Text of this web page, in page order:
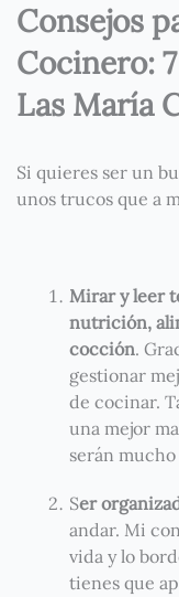
Consejos
Cocinero:
Las María
Si quieres ser un
unos trucos que a
Mirar y leer
nutrición,
cocción.
gestionar
de cocinar.
una mejor
serán mucho
Ser
andar. Mi
vida y lo
tienes que